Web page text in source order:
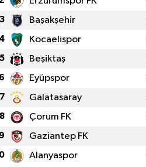
3 Başakşehir
4 Kocaelispor
5 Beşiktaş
6 Eyüpspor
7 Galatasaray
8 Çorum FK
9 Gaziantep FK
Alanyaspor